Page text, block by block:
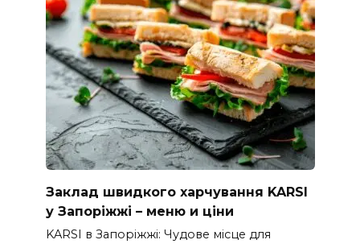
Заклад швидкого харчування KARSI
у Запоріжжі – меню и ціни
KARSI в Запоріжжі: Чудове місце для